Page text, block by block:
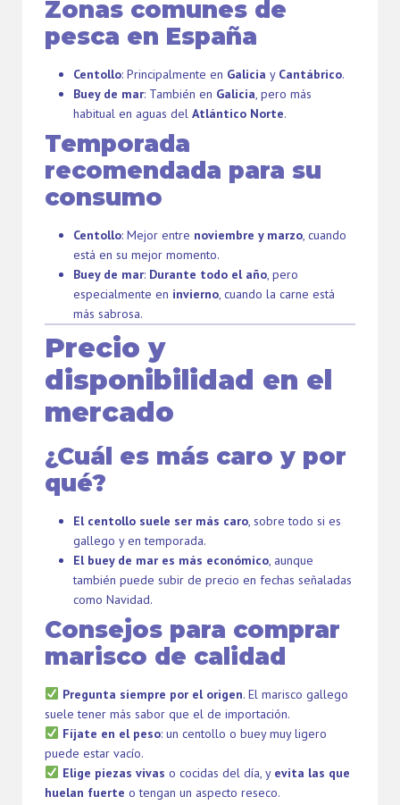
Zonas comunes de
pesca en España
Centollo: Principalmente en Galicia y Cantábrico.
Buey de mar: También en Galicia, pero más
habitual en aguas del Atlántico Norte.
Temporada
recomendada para su
consumo
Centollo: Mejor entre noviembre y marzo, cuando
está en su mejor momento.
Buey de mar: Durante todo el año, pero
especialmente en invierno, cuando la carne está
más sabrosa.
Precio y
disponibilidad en el
mercado
¿Cuál es más caro y por
qué?
El centollo suele ser más caro, sobre todo si es
gallego y en temporada.
El buey de mar es más económico, aunque
también puede subir de precio en fechas señaladas
como Navidad.
Consejos para comprar
marisco de calidad
Pregunta siempre por el origen. El marisco gallego
suele tener más sabor que el de importación.
Fíjate en el peso: un centollo o buey muy ligero
puede estar vacío.
Elige piezas vivas o cocidas del día, y evita las que
huelan fuerte o tengan un aspecto reseco.